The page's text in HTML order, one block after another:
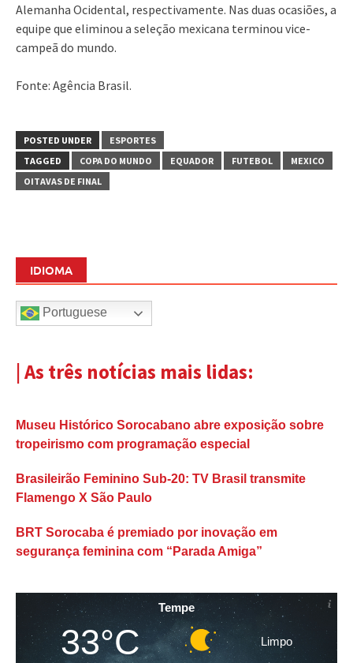
Alemanha Ocidental, respectivamente. Nas duas ocasiões, a
equipe que eliminou a seleção mexicana terminou vice-
campeã do mundo.
Fonte: Agência Brasil.
POSTED UNDER
ESPORTES
TAGGED
COPA DO MUNDO EQUADOR FUTEBOL
MEXICO
OITAVAS DE FINAL
IDIOMA
Portuguese
| As três notícias mais lidas:
Museu Histórico Sorocabano abre exposição sobre
tropeirismo com programação especial
Brasileirão Feminino Sub-20: TV Brasil transmite
Flamengo X São Paulo
BRT Sorocaba é premiado por inovação em
segurança feminina com “Parada Amiga”
Tempe
33°C Limpo